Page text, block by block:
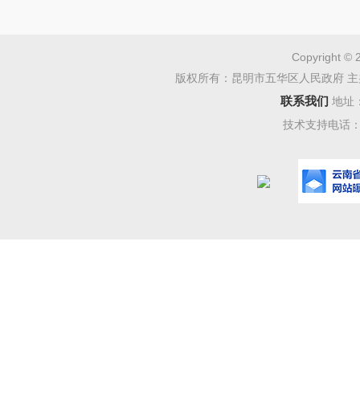
Copyright ©
版权所有：昆明市五华区人民政府
联系我们 地址
技术支持电话